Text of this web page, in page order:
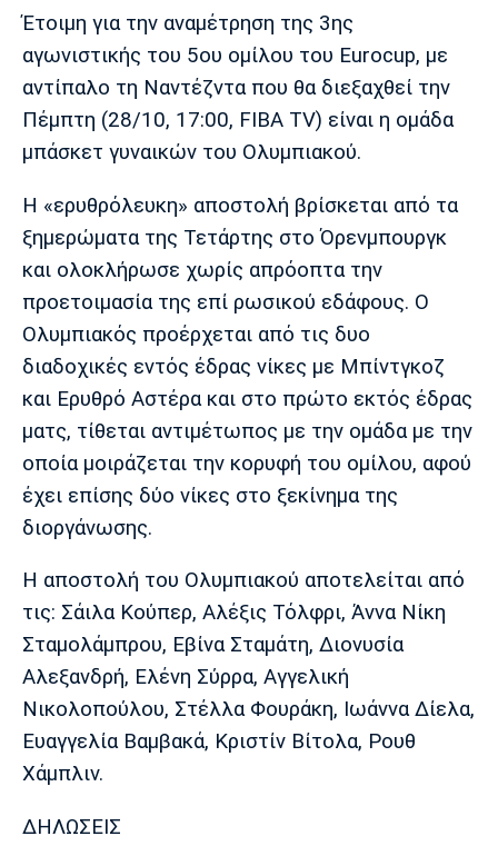
Πολιτισμός
Τραγούδια
Cine Spot
Running
Media
Παρασκήνιο
Πρόγραμμα TV
Ιωνικός Κηφισιά Πανσερραϊκός
Μπαρτσελόνα
Ρεάλ
Μαδρίτης
Ατλέτικο
Μαδρίτης
Μάντσεστερ
Γιουνάιτεντ
Τσέλσι Άρσεναλ
Λίβερπουλ
Μάντσεστερ
Γιουβέντους
Μίλαν Μπάγερν
Ντόρτμουντ
Έτοιμη για την αναμέτρηση της 3ης
αγωνιστικής του 5ου ομίλου του Eurocup, με
αντίπαλο τη Ναντέζντα που θα διεξαχθεί την
Πέμπτη (28/10, 17:00, FIBA TV) είναι η ομάδα
μπάσκετ γυναικών του Ολυμπιακού.
Η «ερυθρόλευκη» αποστολή βρίσκεται από τα
ξημερώματα της Τετάρτης στο Όρενμπουργκ
και ολοκλήρωσε χωρίς απρόοπτα την
προετοιμασία της επί ρωσικού εδάφους. Ο
Ολυμπιακός προέρχεται από τις δυο
διαδοχικές εντός έδρας νίκες με Μπίντγκοζ
και Ερυθρό Αστέρα και στο πρώτο εκτός έδρας
ματς, τίθεται αντιμέτωπος με την ομάδα με την
οποία μοιράζεται την κορυφή του ομίλου, αφού
έχει επίσης δύο νίκες στο ξεκίνημα της
διοργάνωσης.
Η αποστολή του Ολυμπιακού αποτελείται από
τις: Σάιλα Κούπερ, Αλέξις Τόλφρι, Άννα Νίκη
Σταμολάμπρου, Εβίνα Σταμάτη, Διονυσία
Αλεξανδρή, Ελένη Σύρρα, Αγγελική
Νικολοπούλου, Στέλλα Φουράκη, Ιωάννα Δίελα,
Ευαγγελία Βαμβακά, Κριστίν Βίτολα, Ρουθ
Χάμπλιν.
ΔΗΛΩΣΕΙΣ